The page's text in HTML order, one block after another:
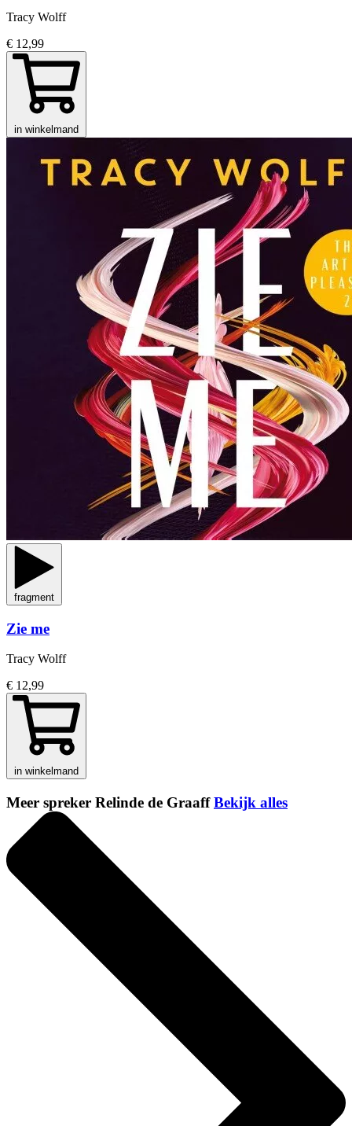
Tracy Wolff
€ 12,99
in winkelmand
fragment
Zie me
Tracy Wolff
€ 12,99
in winkelmand
Meer spreker Relinde de GraaffBekijk alles